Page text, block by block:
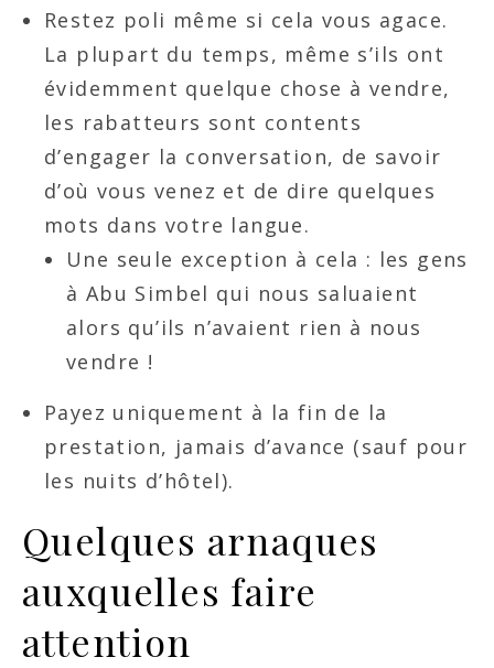
Restez poli même si cela vous agace.
La plupart du temps, même s’ils ont
évidemment quelque chose à vendre,
les rabatteurs sont contents
d’engager la conversation, de savoir
d’où vous venez et de dire quelques
mots dans votre langue.
Une seule exception à cela : les gens
à Abu Simbel qui nous saluaient
alors qu’ils n’avaient rien à nous
vendre !
Payez uniquement à la fin de la
prestation, jamais d’avance (sauf pour
les nuits d’hôtel).
Quelques arnaques
auxquelles faire
attention